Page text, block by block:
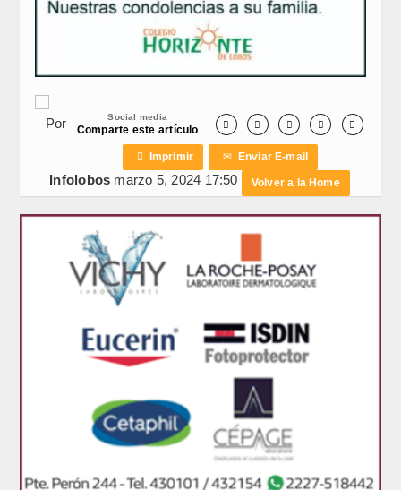
Social media
Comparte este artículo     
 Imprimir ✉ Enviar E-mail
Por
Infolobos marzo 5, 2024 17:50 Volver a la Home